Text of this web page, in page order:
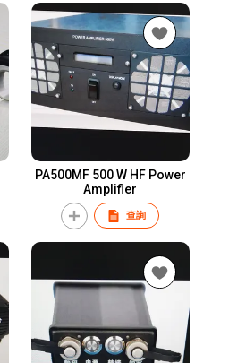
PA500MF 500 W HF Power
Amplifier
查詢